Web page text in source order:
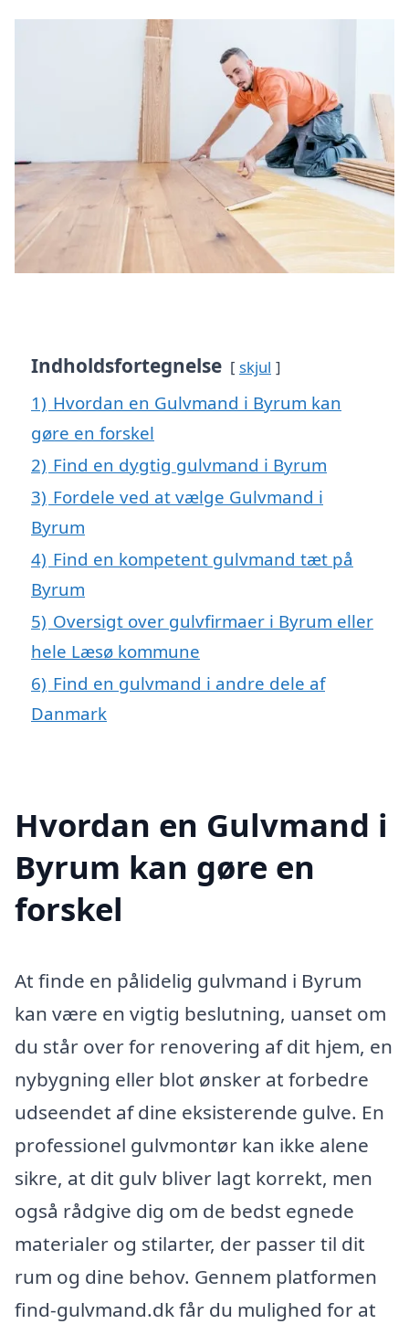
Indholdsfortegnelse skjul
1) Hvordan en Gulvmand i Byrum kan
gøre en forskel
2) Find en dygtig gulvmand i Byrum
3) Fordele ved at vælge Gulvmand i
Byrum
4) Find en kompetent gulvmand tæt på
Byrum
5) Oversigt over gulvfirmaer i Byrum eller
hele Læsø kommune
6) Find en gulvmand i andre dele af
Danmark
Hvordan en Gulvmand i
Byrum kan gøre en
forskel
At finde en pålidelig gulvmand i Byrum
kan være en vigtig beslutning, uanset om
du står over for renovering af dit hjem, en
nybygning eller blot ønsker at forbedre
udseendet af dine eksisterende gulve. En
professionel gulvmontør kan ikke alene
sikre, at dit gulv bliver lagt korrekt, men
også rådgive dig om de bedst egnede
materialer og stilarter, der passer til dit
rum og dine behov. Gennem platformen
find-gulvmand.dk får du mulighed for at